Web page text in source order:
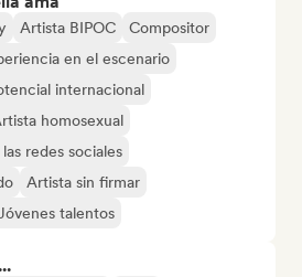
Artista BIPOC
Compositor
en el escenario
internacional
homosexual
redes sociales
Artista sin firmar
talentos